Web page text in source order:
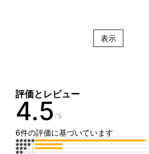
表示
評価とレビュー
4.5 5
6件の評価に基づいています